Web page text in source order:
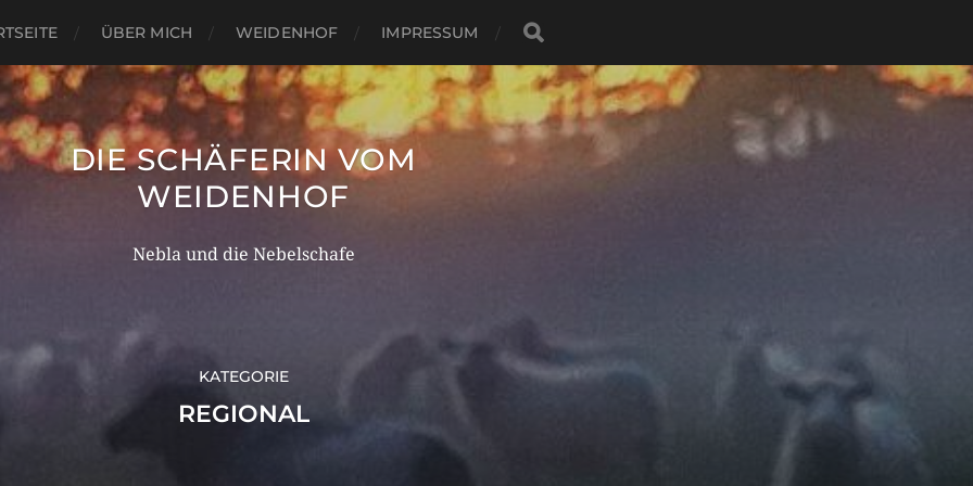
ÜBER MICH WEIDENHOF IMPRESSUM
DIE SCHÄFERIN VOM
WEIDENHOF
Nebla und die Nebelschafe
KATEGORIE
REGIONAL